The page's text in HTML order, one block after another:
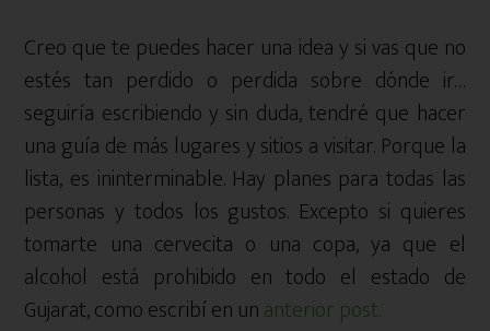
Creo que te puedes hacer una idea y si vas que no
estés tan perdido o perdida sobre dónde ir…
seguiría escribiendo y sin duda, tendré que hacer
una guía de más lugares y sitios a visitar. Porque la
lista, es ininterminable. Hay planes para todas las
personas y todos los gustos. Excepto si quieres
tomarte una cervecita o una copa, ya que el
alcohol está prohibido en todo el estado de
Gujarat, como escribí en unanterior post.